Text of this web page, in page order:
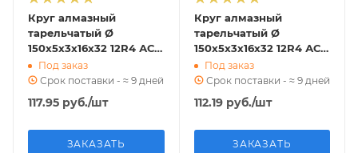
Круг алмазный
тарельчатый Ø
150х5х3х16х32 12R4 АС
4 125/100 В2-01 35,4 к
ГОСТ 16176-82
Под заказ
Срок поставки - ≈ 9 дней
117.95 руб./шт
ЗАКАЗАТЬ
Круг алмазный
тарельчатый Ø
150х5х3х16х32 12R4 АС
4 100/80 В2-01 35,4 к
ГОСТ 16176-82
Под заказ
Срок поставки - ≈ 9 дней
112.19руб./шт
ЗАКАЗАТЬ